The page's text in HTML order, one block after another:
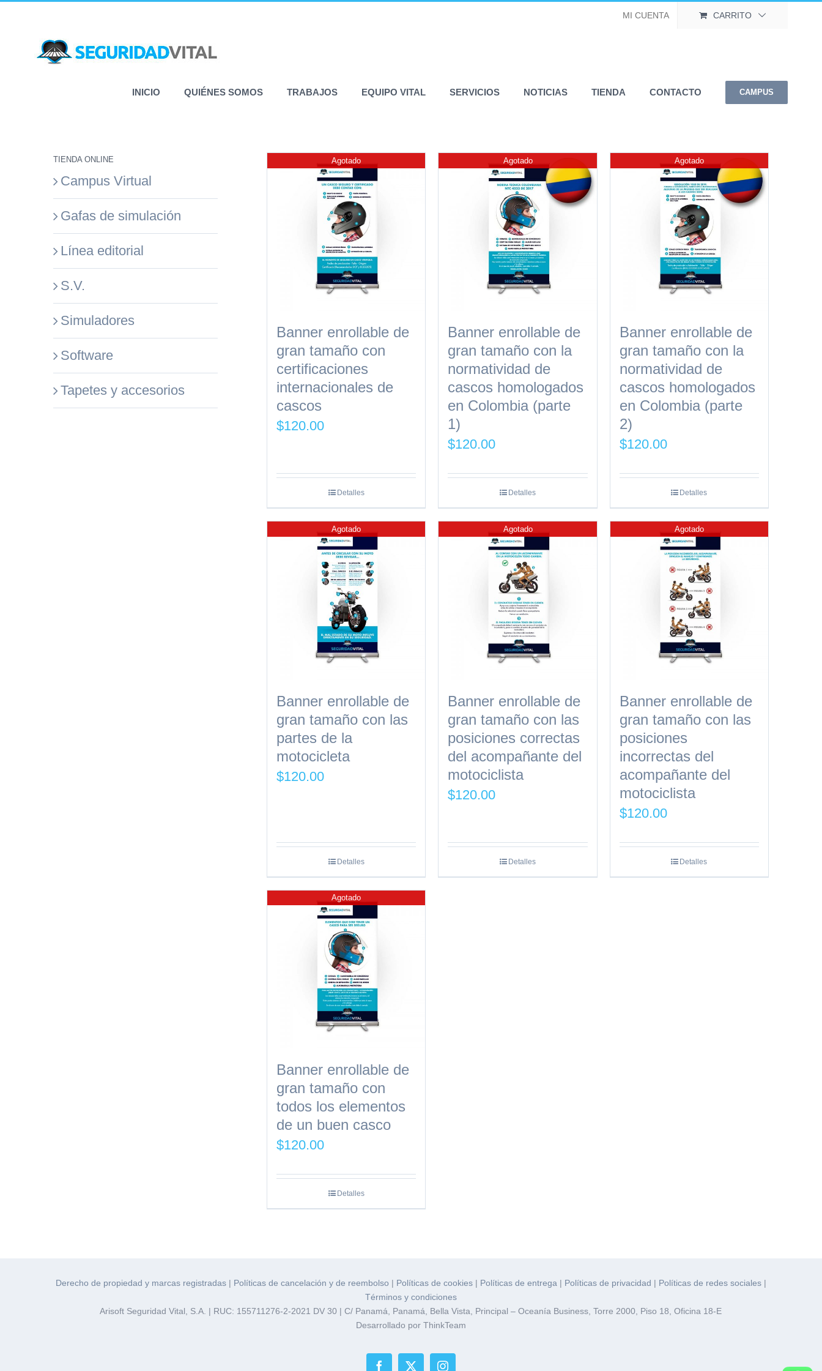
contenido
MI CUENTA CARRITO
INICIO QUIÉNES SOMOS TRABAJOS EQUIPO VITAL SERVICIOS NOTICIAS TIENDA CONTACTO CAMPUS
Agotado
Banner enrollable de
gran tamaño con
certificaciones
internacionales de
cascos
$120.00
Detalles
Agotado
Banner enrollable de
gran tamaño con la
normatividad de
cascos homologados
en Colombia (parte
1)
$120.00
Detalles
Agotado
Banner enrollable de
gran tamaño con la
normatividad de
cascos homologados
en Colombia (parte
2)
$120.00
Detalles
Agotado
Banner enrollable de
gran tamaño con las
partes de la
motocicleta
$120.00
Detalles
Agotado
Banner enrollable de
gran tamaño con las
posiciones correctas
del acompañante del
motociclista
$120.00
Detalles
Agotado
Banner enrollable de
gran tamaño con las
posiciones
incorrectas del
acompañante del
motociclista
$120.00
Detalles
Agotado
Banner enrollable de
gran tamaño con
todos los elementos
de un buen casco
$120.00
Detalles
TIENDA ONLINE
Campus Virtual
Gafas de simulación
Línea editorial
S.V.
Simuladores
Software
Tapetes y accesorios
Derecho de propiedad y marcas registradas| Políticas de cancelación y de reembolso | Políticas de cookies| Políticas de entrega | Políticas de privacidad | Políticas de redes sociales|
Términos y condiciones
Arisoft Seguridad Vital, S.A. | RUC: 155711276-2-2021 DV 30 | C/ Panamá, Panamá, Bella Vista, Principal – Oceanía Business, Torre 2000, Piso 18, Oficina 18-E
Desarrollado por ThinkTeam